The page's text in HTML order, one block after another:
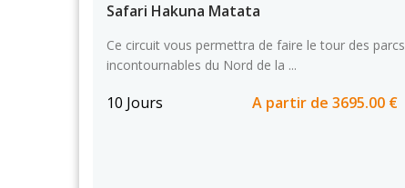
Safari Hakuna Matata
Ce circuit vous permettra de faire le tour des parcs
incontournables du Nord de la ...
10 Jours A partir de 3695.00 €